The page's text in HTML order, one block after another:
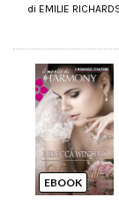
di EMILIE
EBOOK